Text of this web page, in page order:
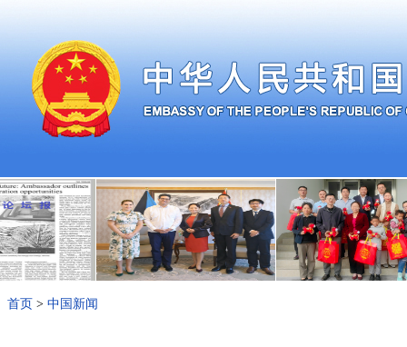
首页 > 中国新闻